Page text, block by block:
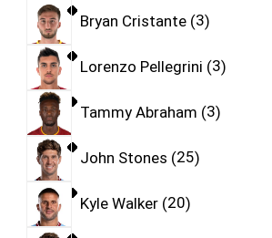
Bryan Cristante 3
Lorenzo Pellegrini 3
Tammy Abraham 3
John Stones 25
Kyle Walker 20